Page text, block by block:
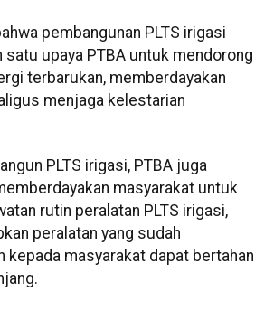
pembangunan PLTS irigasi
satu upaya PTBA untuk mendorong
terbarukan, memberdayakan
menjaga kelestarian
PLTS irigasi, PTBA juga
masyarakat untuk
rutin peralatan PLTS irigasi,
peralatan yang sudah
kepada masyarakat dapat bertahan